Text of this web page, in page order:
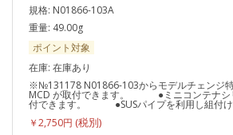
規格: N01866-103A
重量: 49.00g
ポイント対象
在庫: 在庫あり
※№131178 N01866-103からモデルチェンジ
MCD が取付できます。 ●ミニコンテナシ
付できます。 ●SUSパイプを利用し組付け
￥2,750円